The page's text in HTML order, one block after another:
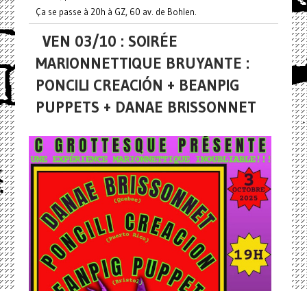
Ça se passe à 20h à GZ, 60 av. de Bohlen.
VEN 03/10 : SOIRÉE
MARIONNETTIQUE BRUYANTE :
PONCILI CREACIÓN + BEANPIG
PUPPETS + DANAE BRISSONNET